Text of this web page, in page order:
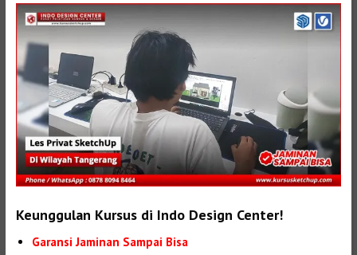
Keunggulan Kursus di Indo Design Center!
Garansi Jaminan Sampai Bisa